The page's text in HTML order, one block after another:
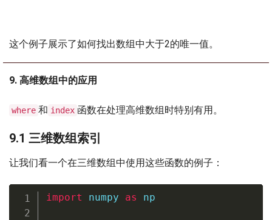
这个例子展示了如何找出数组中大于2的唯一值。
9. 高维数组中的应用
where 和 index 函数在处理高维数组时特别有用。
9.1 三维数组索引
让我们看一个在三维数组中使用这些函数的例子：
import numpy as np